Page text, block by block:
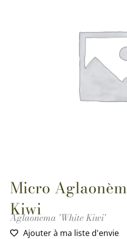
Micro
Kiwi
Aglaonema 'White Kiwi'
Ajouter à ma liste d'envie